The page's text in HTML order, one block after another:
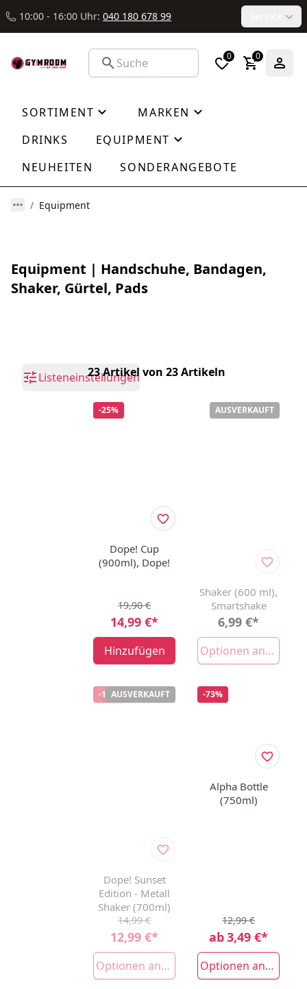
10:00 - 16:00 Uhr: 040 180 678 99
0 0
SORTIMENT
MARKEN
DRINKS
EQUIPMENT
NEUHEITEN
SONDERANGEBOTE
Equipment
Equipment | Handschuhe, Bandagen,
Shaker, Gürtel, Pads
Listeneinstellungen23 Artikel von 23 Artikeln
-25%
Dope! Cup
(900ml), Dope!
14,99 €*
19,90 €
Hinzufügen
AUSVERKAUFT
Shaker (600 ml),
Smartshake
6,99 €*
Optionen anzeigen
-13%AUSVERKAUFT
Dope! Sunset
Edition - Metall
Shaker (700ml)
12,99 €*
14,99 €
Optionen anzeigen
-73%
Alpha Bottle
(750ml)
ab3,49 €*
12,99 €
Optionen anzeigen